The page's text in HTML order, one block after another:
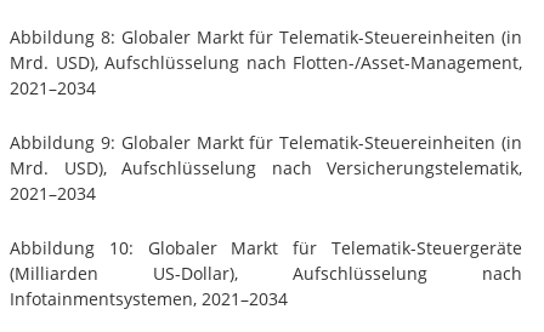
Abbildung 8: Globaler Markt für Telematik-Steuereinheiten (in
Mrd. USD), Aufschlüsselung nach Flotten-/Asset-Management,
2021–2034
Abbildung 9: Globaler Markt für Telematik-Steuereinheiten (in
Mrd. USD), Aufschlüsselung nach Versicherungstelematik,
2021–2034
Abbildung 10: Globaler Markt für Telematik-Steuergeräte
(Milliarden US-Dollar), Aufschlüsselung nach
Infotainmentsystemen, 2021–2034